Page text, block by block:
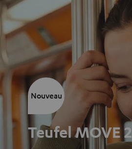
Teufel MOVE 2
Nouveau